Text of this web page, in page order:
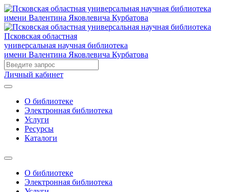
Псковская областная
универсальная научная библиотека
имени Валентина Яковлевича Курбатова
Личный кабинет
О библиотеке
Электронная библиотека
Услуги
Ресурсы
Каталоги
О библиотеке
Электронная библиотека